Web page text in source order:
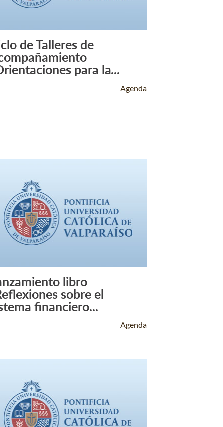
Leer Más +
de Talleres de
para la...
Agenda
Leer Más +
libro
sobre el
financiero...
Agenda